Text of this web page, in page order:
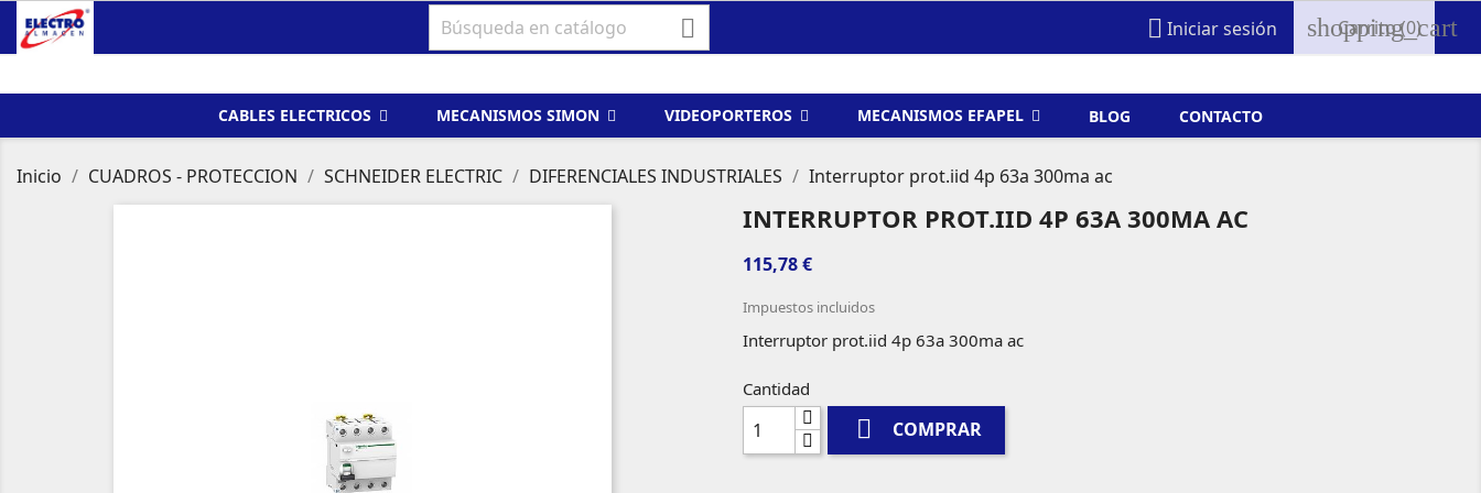
  Iniciar sesión shopping_cart
Carrito(0)
CABLES ELECTRICOS MECANISMOS SIMON VIDEOPORTEROS MECANISMOS EFAPEL BLOG CONTACTO
Inicio CUADROS - PROTECCION SCHNEIDER ELECTRIC DIFERENCIALES INDUSTRIALES Interruptor prot.iid 4p 63a 300ma ac
INTERRUPTOR PROT.IID 4P 63A 300MA AC
115,78 €
Impuestos incluidos
Interruptor prot.iid 4p 63a 300ma ac
Cantidad
 COMPRAR